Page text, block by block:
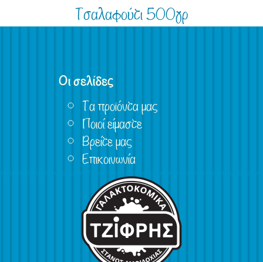
Τσαλαφούτι 500γρ
Οι σελίδες
Τα προϊόντα μας
Ποιοί είμαστε
Βρείτε μας
Επικοινωνία